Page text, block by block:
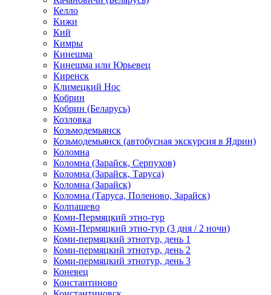
Келло
Кижи
Кий
Кимры
Кинешма
Кинешма или Юрьевец
Киренск
Климецкий Нос
Кобрин
Кобрин (Беларусь)
Козловка
Козьмодемьянск
Козьмодемьянск (автобусная экскурсия в Ядрин)
Коломна
Коломна (Зарайск, Серпухов)
Коломна (Зарайск, Таруса)
Коломна (Зарайск)
Коломна (Таруса, Поленово, Зарайск)
Колпашево
Коми-Пермяцкий этно-тур
Коми-Пермяцкий этно-тур (3 дня / 2 ночи)
Коми-пермяцкий этнотур, день 1
Коми-пермяцкий этнотур, день 2
Коми-пермяцкий этнотур, день 3
Коневец
Константиново